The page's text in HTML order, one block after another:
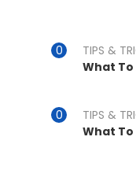
TIPS &
What
TIPS &
What